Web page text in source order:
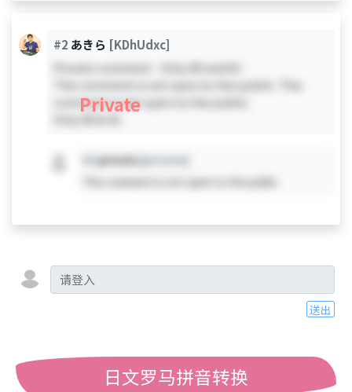
#2 あきら [KDhUdxc]
Private comment - Only #0 and #2 -
This comment is not open to the public. This
comment is not open to the public.
Private
private [private]
This comment is not open to the public.
送出
日文罗马拼音转换